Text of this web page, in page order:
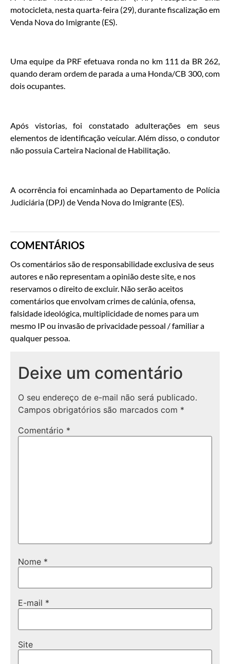
motocicleta, nesta quarta-feira (29), durante fiscalização em
Venda Nova do Imigrante (ES).
Uma equipe da PRF efetuava ronda no km 111 da BR 262,
quando deram ordem de parada a uma Honda/CB 300, com
dois ocupantes.
Após vistorias, foi constatado adulterações em seus
elementos de identificação veícular. Além disso, o condutor
não possuia Carteira Nacional de Habilitação.
A ocorrência foi encaminhada ao Departamento de Polícia
Judiciária (DPJ) de Venda Nova do Imigrante (ES).
COMENTÁRIOS
Os comentários são de responsabilidade exclusiva de seus
autores e não representam a opinião deste site, e nos
reservamos o direito de excluir. Não serão aceitos
comentários que envolvam crimes de calúnia, ofensa,
falsidade ideológica, multiplicidade de nomes para um
mesmo IP ou invasão de privacidade pessoal / familiar a
qualquer pessoa.
Deixe um comentário
O seu endereço de e-mail não será publicado.
Campos obrigatórios são marcados com *
Comentário *
Nome *
E-mail *
Site